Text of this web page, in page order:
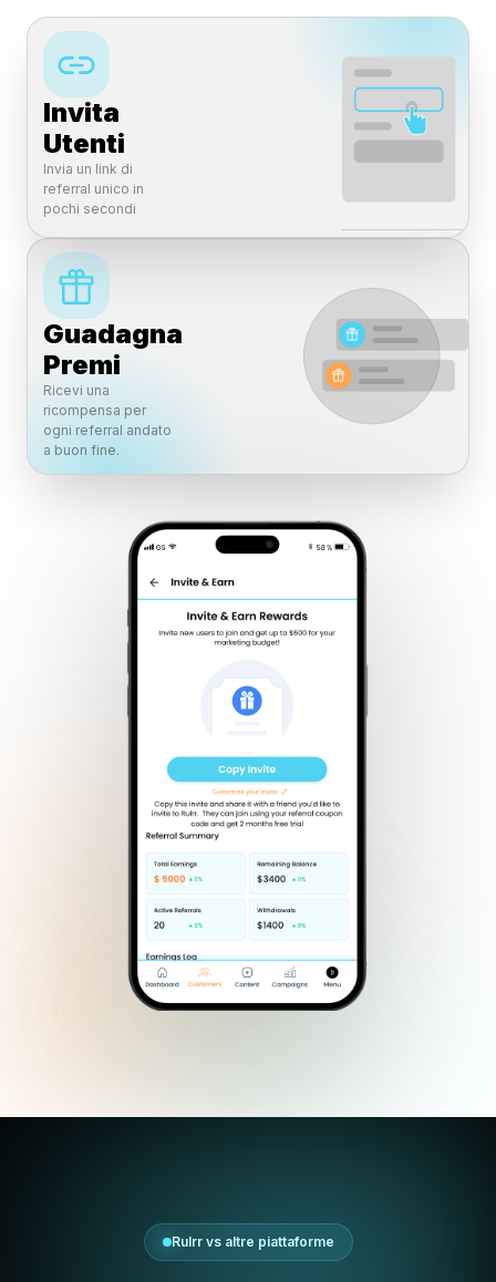
$59
/month /location + media budget
Free Expert
Budget Media
Obiettivi delle Campagne
Post per Campagna
Piattaforma Ads FB & IG
Creatività Generate dall'AI
Supporto Clienti
Campagna Brand
Campagna Lead
Targeting del Pubblico POS
Misurazione della Retention POS
Invita
Utenti
Invia un link di
referral unico in
pochi secondi
Guadagna
Premi
Ricevi una
ricompensa per
ogni referral andato
a buon fine.
Rulrr vs altre piattaforme